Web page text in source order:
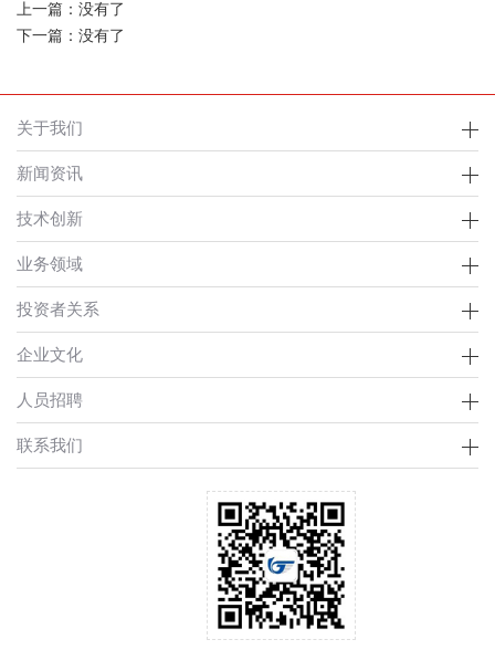
上一篇：没有了
下一篇：没有了
关于我们
新闻资讯
技术创新
业务领域
投资者关系
企业文化
人员招聘
联系我们